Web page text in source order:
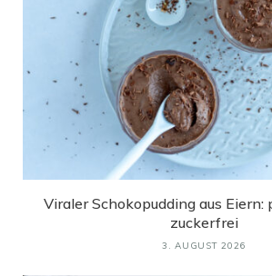
Viraler Schokopudding aus
zuckerfrei
3. AUGUST 2026